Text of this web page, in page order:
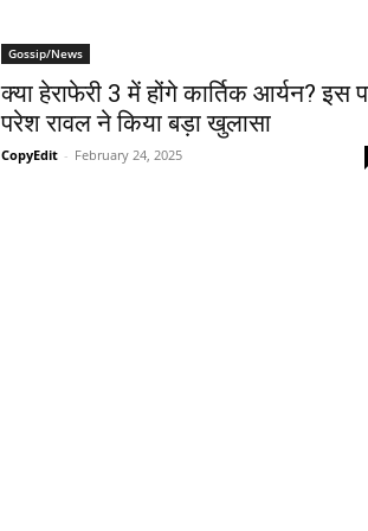
Gossip/News
क्या हेराफेरी 3 में होंगे कार्तिक आर्यन? इस
परेश रावल ने किया बड़ा खुलासा
CopyEdit - February 24, 2025